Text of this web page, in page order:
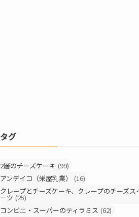
タグ
2層のチーズケーキ (99)
アンデイコ（栄屋乳業）
(16)
クレープとチーズケーキ、クレープのチーズス
ーツ (25)
コンビニ・スーパーのティラミス (62)